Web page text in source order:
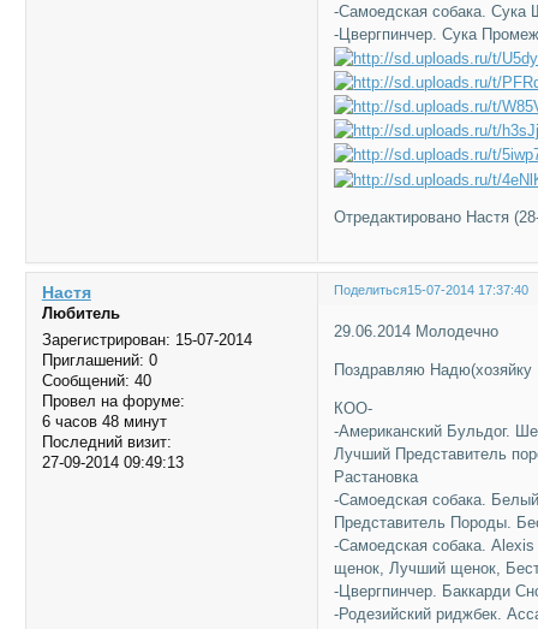
-Самоедская собака. Сука
-Цвергпинчер. Сука
Отредактировано Настя
Поделиться15-07-2014 17:37:40
Настя
Любитель
Зарегистрирован: 15-07-2014
Приглашений: 0
Сообщений: 40
Провел на форуме:
6 часов 48 минут
Последний визит:
27-09-2014 09:49:13
29.06.2014 Молодечно
Поздравляю
КОО-
-Американский Бульдог.
Лучший Представитель
Растановка
-Самоедская собака.
Представитель Породы.
-Самоедская собака.
щенок, Лучший щенок,
-Цвергпинчер. Баккарди
-Родезийский риджбек.